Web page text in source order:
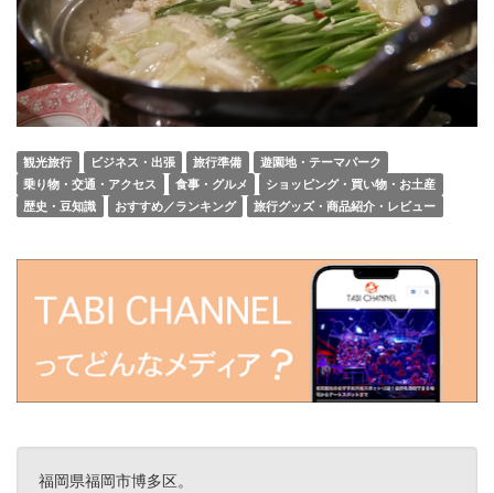
観光旅行 ビジネス・出張 旅行準備
遊園地・テーマパーク
乗り物・交通・アクセス
食事・グルメ
ショッピング・買い物・お土産
歴史・豆知識
おすすめ／ランキング 旅行グッズ・商品紹介・レビュー
福岡県福岡市博多区。